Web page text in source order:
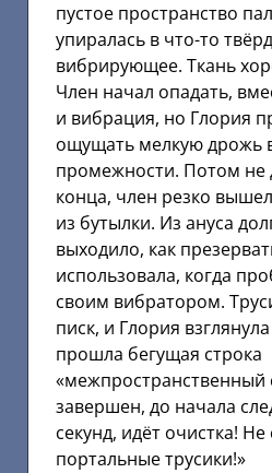
пустое пространство
упиралась в что-то
вибрирующее. Ткань
Член начал опадать,
и вибрация, но Глория
ощущать мелкую дрожь
промежности. Потом не
конца, член резко
из бутылки. Из ануса
выходило, как
использовала, когда
своим вибратором.
писк, и Глория
прошла бегущая строка
«межпространственный
завершен, до начала
секунд, идёт очистка!
портальные трусики!»